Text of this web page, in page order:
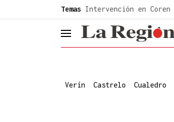
Temas Intervención en Coren
header.menu.open
Verín Castrelo Cualedro